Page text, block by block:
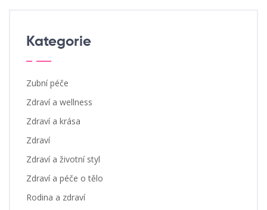
Kategorie
Zubní péče
Zdraví a wellness
Zdraví a krása
Zdraví
Zdraví a životní styl
Zdraví a péče o tělo
Rodina a zdraví